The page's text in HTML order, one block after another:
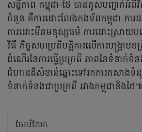
សន្តិភាព កម្ពុជា-ថៃ បានគូសបញ្ជាក់
ចំនួន គឺការដោះលែងកងទ័ពកម្ពុជា ការ
ការដោះមីនមនុស្សធម៌ ការដោះស្រាយប
វិធី កិច្ចសហប្រតិបត្តិការលើការបង្ក្រាបឧក្
ដំណើរនៃការធ្វើប្រក្រតី ភាពនៃទំនាក់ទំ
ជំហានដ៏សំខាន់ឆ្ពោះទៅរកការកសាងទំនុ
ទំនាក់ទំនងជាប្រក្រតី រវាងកម្ពុជានិងថៃ៕
ចែករំលែក